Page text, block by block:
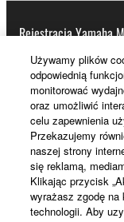
Rejestracja Yamaha
Informacje o Yamaha
Polska - Polish
Biznes
Używamy plików
odpowiednią
monitorować
oraz umożliwić
celu zapewnienia
Przekazujemy
naszej strony
się reklamą,
Klikając przycisk
wyrażasz zgodę
technologii. Aby